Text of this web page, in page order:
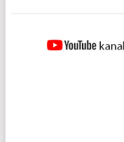
YAZILAR